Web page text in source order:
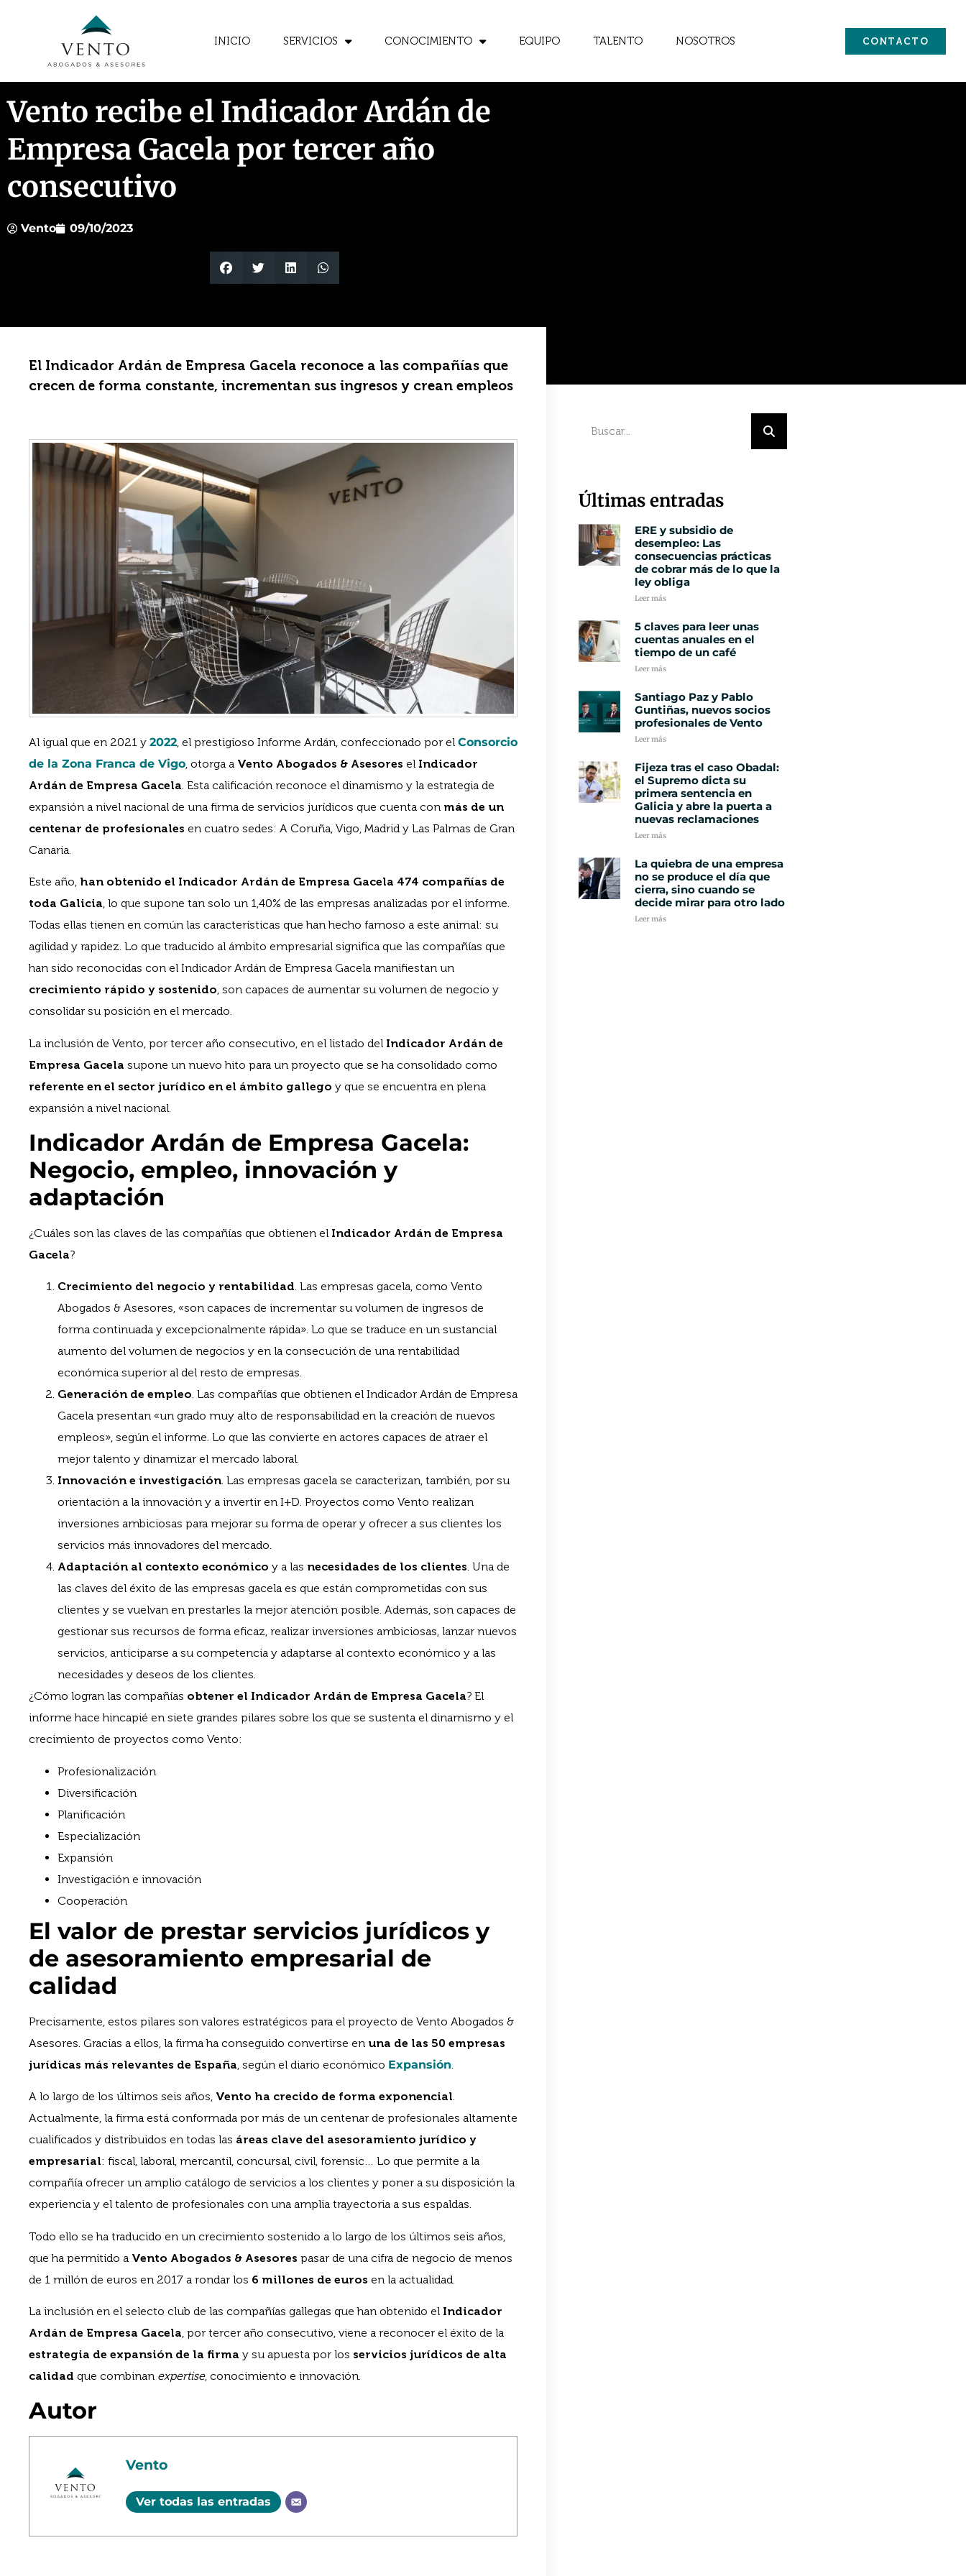
INICIO SERVICIOS CONOCIMIENTO EQUIPO TALENTO NOSOTROS CONTACTO
Vento recibe el Indicador Ardán de
Empresa Gacela por tercer año
consecutivo
Vento 09/10/2023
El Indicador Ardán de Empresa Gacela reconoce a las compañías que
crecen de forma constante, incrementan sus ingresos y crean empleos
Al igual que en 2021 y 2022, el prestigioso Informe Ardán, confeccionado por el Consorcio
de la Zona Franca de Vigo, otorga a Vento Abogados & Asesores el Indicador
Ardán de Empresa Gacela. Esta calificación reconoce el dinamismo y la estrategia de
expansión a nivel nacional de una firma de servicios jurídicos que cuenta con más de un
centenar de profesionales en cuatro sedes: A Coruña, Vigo, Madrid y Las Palmas de Gran
Canaria.
Este año, han obtenido el Indicador Ardán de Empresa Gacela 474 compañías de
toda Galicia, lo que supone tan solo un 1,40% de las empresas analizadas por el informe.
Todas ellas tienen en común las características que han hecho famoso a este animal: su
agilidad y rapidez. Lo que traducido al ámbito empresarial significa que las compañías que
han sido reconocidas con el Indicador Ardán de Empresa Gacela manifiestan un
crecimiento rápido y sostenido, son capaces de aumentar su volumen de negocio y
consolidar su posición en el mercado.
La inclusión de Vento, por tercer año consecutivo, en el listado del Indicador Ardán de
Empresa Gacela supone un nuevo hito para un proyecto que se ha consolidado como
referente en el sector jurídico en el ámbito gallego y que se encuentra en plena
expansión a nivel nacional.
Indicador Ardán de Empresa Gacela:
Negocio, empleo, innovación y
adaptación
¿Cuáles son las claves de las compañías que obtienen el Indicador Ardán de Empresa
Gacela?
Crecimiento del negocio y rentabilidad. Las empresas gacela, como Vento
Abogados & Asesores, «son capaces de incrementar su volumen de ingresos de
forma continuada y excepcionalmente rápida». Lo que se traduce en un sustancial
aumento del volumen de negocios y en la consecución de una rentabilidad
económica superior al del resto de empresas.
Generación de empleo. Las compañías que obtienen el Indicador Ardán de Empresa
Gacela presentan «un grado muy alto de responsabilidad en la creación de nuevos
empleos», según el informe. Lo que las convierte en actores capaces de atraer el
mejor talento y dinamizar el mercado laboral.
Innovación e investigación. Las empresas gacela se caracterizan, también, por su
orientación a la innovación y a invertir en I+D. Proyectos como Vento realizan
inversiones ambiciosas para mejorar su forma de operar y ofrecer a sus clientes los
servicios más innovadores del mercado.
Adaptación al contexto económico y a las necesidades de los clientes. Una de
las claves del éxito de las empresas gacela es que están comprometidas con sus
clientes y se vuelvan en prestarles la mejor atención posible. Además, son capaces de
gestionar sus recursos de forma eficaz, realizar inversiones ambiciosas, lanzar nuevos
servicios, anticiparse a su competencia y adaptarse al contexto económico y a las
necesidades y deseos de los clientes.
¿Cómo logran las compañías obtener el Indicador Ardán de Empresa Gacela? El
informe hace hincapié en siete grandes pilares sobre los que se sustenta el dinamismo y el
crecimiento de proyectos como Vento:
Profesionalización
Diversificación
Planificación
Especialización
Expansión
Investigación e innovación
Cooperación
El valor de prestar servicios jurídicos y
de asesoramiento empresarial de
calidad
Precisamente, estos pilares son valores estratégicos para el proyecto de Vento Abogados &
Asesores. Gracias a ellos, la firma ha conseguido convertirse en una de las 50 empresas
jurídicas más relevantes de España, según el diario económico Expansión.
A lo largo de los últimos seis años, Vento ha crecido de forma exponencial.
Actualmente, la firma está conformada por más de un centenar de profesionales altamente
cualificados y distribuidos en todas las áreas clave del asesoramiento jurídico y
empresarial: fiscal, laboral, mercantil, concursal, civil, forensic… Lo que permite a la
compañía ofrecer un amplio catálogo de servicios a los clientes y poner a su disposición la
experiencia y el talento de profesionales con una amplia trayectoria a sus espaldas.
Todo ello se ha traducido en un crecimiento sostenido a lo largo de los últimos seis años,
que ha permitido a Vento Abogados & Asesores pasar de una cifra de negocio de menos
de 1 millón de euros en 2017 a rondar los 6 millones de euros en la actualidad.
La inclusión en el selecto club de las compañías gallegas que han obtenido el Indicador
Ardán de Empresa Gacela, por tercer año consecutivo, viene a reconocer el éxito de la
estrategia de expansión de la firma y su apuesta por los servicios jurídicos de alta
calidad que combinan expertise, conocimiento e innovación.
Autor
Vento
Ver todas las entradas
Últimas entradas
ERE y subsidio de
desempleo: Las
consecuencias prácticas
de cobrar más de lo que la
ley obliga
Leer más
5 claves para leer unas
cuentas anuales en el
tiempo de un café
Leer más
Santiago Paz y Pablo
Guntiñas, nuevos socios
profesionales de Vento
Leer más
Fijeza tras el caso Obadal:
el Supremo dicta su
primera sentencia en
Galicia y abre la puerta a
nuevas reclamaciones
Leer más
La quiebra de una empresa
no se produce el día que
cierra, sino cuando se
decide mirar para otro lado
Leer más